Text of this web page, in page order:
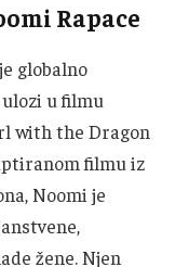
Rapace
globalno
u filmu
with the Dragon
filmu iz
Noomi je
žene. Njen